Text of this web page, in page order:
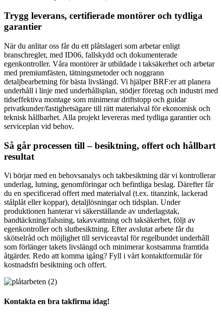
Trygg leverans, certifierade montörer och tydliga
garantier
När du anlitar oss får du ett plåtslageri som arbetar enligt
branschregler, med ID06, fallskydd och dokumenterade
egenkontroller. Våra montörer är utbildade i taksäkerhet och arbetar
med premiumfästen, tätningsmetoder och noggrann
detaljbearbetning för bästa livslängd. Vi hjälper BRF:er att planera
underhåll i linje med underhållsplan, stödjer företag och industri med
tidseffektiva montage som minimerar driftstopp och guidar
privatkunder/fastighetsägare till rätt materialval för ekonomisk och
teknisk hållbarhet. Alla projekt levereras med tydliga garantier och
serviceplan vid behov.
Så går processen till – besiktning, offert och hållbart
resultat
Vi börjar med en behovsanalys och takbesiktning där vi kontrollerar
underlag, lutning, genomföringar och befintliga beslag. Därefter får
du en specificerad offert med materialval (t.ex. titanzink, lackerad
stålplåt eller koppar), detaljlösningar och tidsplan. Under
produktionen hanterar vi säkerställande av underlagstak,
bandtäckning/falsning, takavvattning och taksäkerhet, följt av
egenkontroller och slutbesiktning. Efter avslutat arbete får du
skötselråd och möjlighet till serviceavtal för regelbundet underhåll
som förlänger takets livslängd och minimerar kostsamma framtida
åtgärder. Redo att komma igång? Fyll i vårt kontaktformulär för
kostnadsfri besiktning och offert.
Kontakta en bra takfirma idag!